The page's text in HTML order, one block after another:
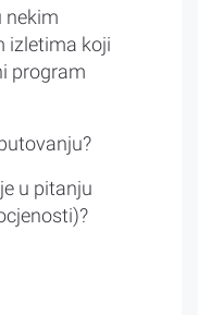
nekim
izletima koji
program
u pitanju